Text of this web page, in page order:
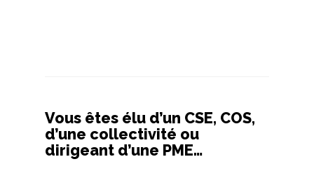
Vous êtes élu d’un CSE, COS,
d’une collectivité ou
dirigeant d’une PME…